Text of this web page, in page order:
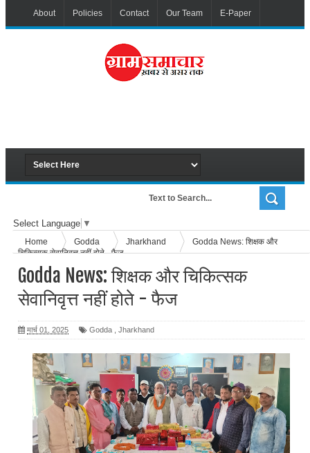
About Policies Contact Our Team E-Paper
Select Language ▼
Home Godda Jharkhand
Godda News: शिक्षक और
चिकित्सक सेवानिवृत्त नहीं होते - फैज
Godda News: शिक्षक और चिकित्सक
सेवानिवृत्त नहीं होते - फैज
मार्च 01, 2025 Godda Jharkhand